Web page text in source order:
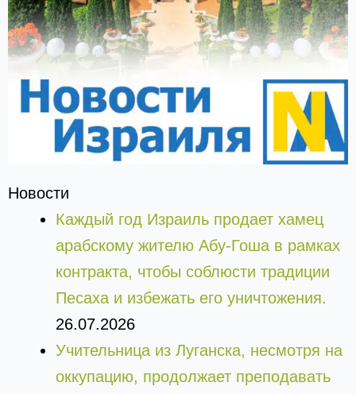
Новости
Каждый год Израиль продает хамец
арабскому жителю Абу-Гоша в рамках
контракта, чтобы соблюсти традиции
Песаха и избежать его уничтожения.
26.07.2026
Учительница из Луганска, несмотря на
оккупацию, продолжает преподавать